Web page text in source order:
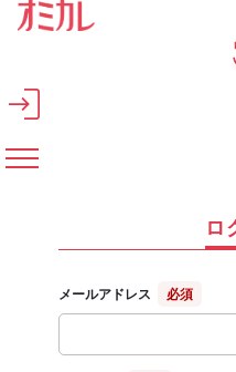
メインコンテンツへスキップ
ロ
メールアドレス 必須